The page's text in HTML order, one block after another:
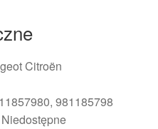
Citroën
981185798
Niedostępne